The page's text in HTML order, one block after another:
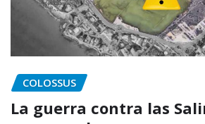
COLOSSUS
La guerra contra las